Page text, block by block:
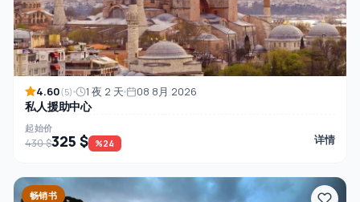
4.60(5) 1 夜 2 天 08 8月 2026
私人援助中心
起始价
430 $325 $ %24 详情
畅销书